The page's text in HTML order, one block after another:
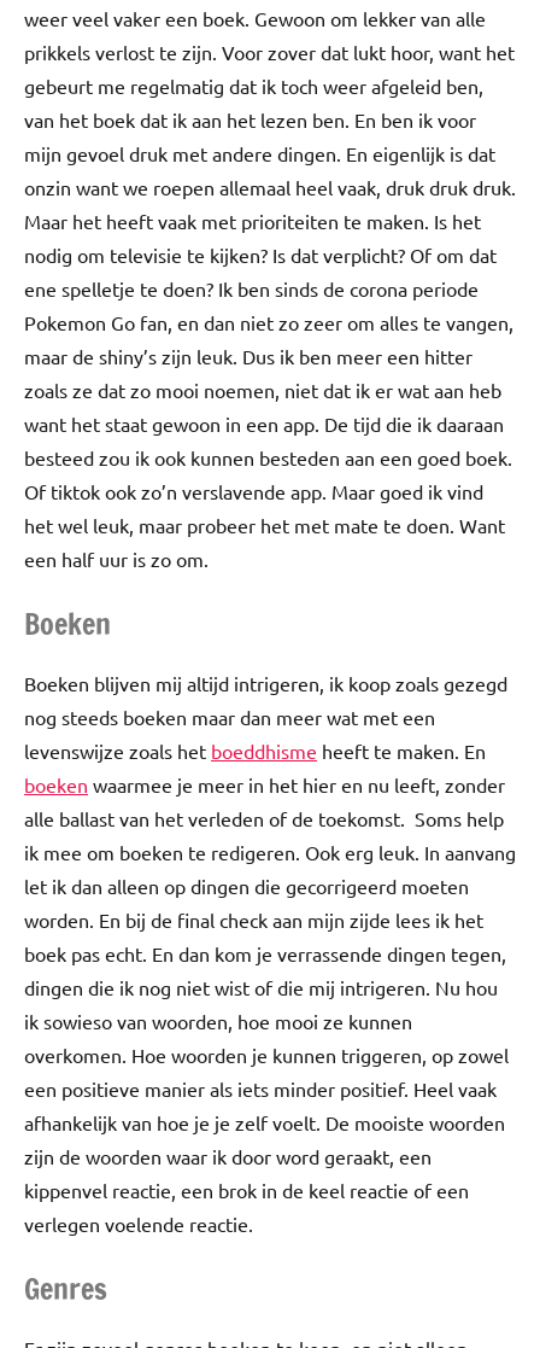
weer veel vaker een boek. Gewoon om lekker van alle
prikkels verlost te zijn. Voor zover dat lukt hoor, want het
gebeurt me regelmatig dat ik toch weer afgeleid ben,
van het boek dat ik aan het lezen ben. En ben ik voor
mijn gevoel druk met andere dingen. En eigenlijk is dat
onzin want we roepen allemaal heel vaak, druk druk druk.
Maar het heeft vaak met prioriteiten te maken. Is het
nodig om televisie te kijken? Is dat verplicht? Of om dat
ene spelletje te doen? Ik ben sinds de corona periode
Pokemon Go fan, en dan niet zo zeer om alles te vangen,
maar de shiny’s zijn leuk. Dus ik ben meer een hitter
zoals ze dat zo mooi noemen, niet dat ik er wat aan heb
want het staat gewoon in een app. De tijd die ik daaraan
besteed zou ik ook kunnen besteden aan een goed boek.
Of tiktok ook zo’n verslavende app. Maar goed ik vind
het wel leuk, maar probeer het met mate te doen. Want
een half uur is zo om.
Boeken
Boeken blijven mij altijd intrigeren, ik koop zoals gezegd
nog steeds boeken maar dan meer wat met een
levenswijze zoals het boeddhisme heeft te maken. En
boeken waarmee je meer in het hier en nu leeft, zonder
alle ballast van het verleden of de toekomst. Soms help
ik mee om boeken te redigeren. Ook erg leuk. In aanvang
let ik dan alleen op dingen die gecorrigeerd moeten
worden. En bij de final check aan mijn zijde lees ik het
boek pas echt. En dan kom je verrassende dingen tegen,
dingen die ik nog niet wist of die mij intrigeren. Nu hou
ik sowieso van woorden, hoe mooi ze kunnen
overkomen. Hoe woorden je kunnen triggeren, op zowel
een positieve manier als iets minder positief. Heel vaak
afhankelijk van hoe je je zelf voelt. De mooiste woorden
zijn de woorden waar ik door word geraakt, een
kippenvel reactie, een brok in de keel reactie of een
verlegen voelende reactie.
Genres